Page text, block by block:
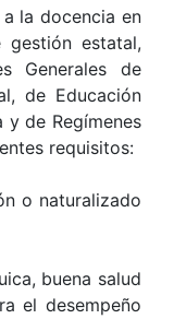
la docencia en
gestión estatal,
Generales de
de Educación
y de Regímenes
requisitos:
o naturalizado
buena salud
el desempeño